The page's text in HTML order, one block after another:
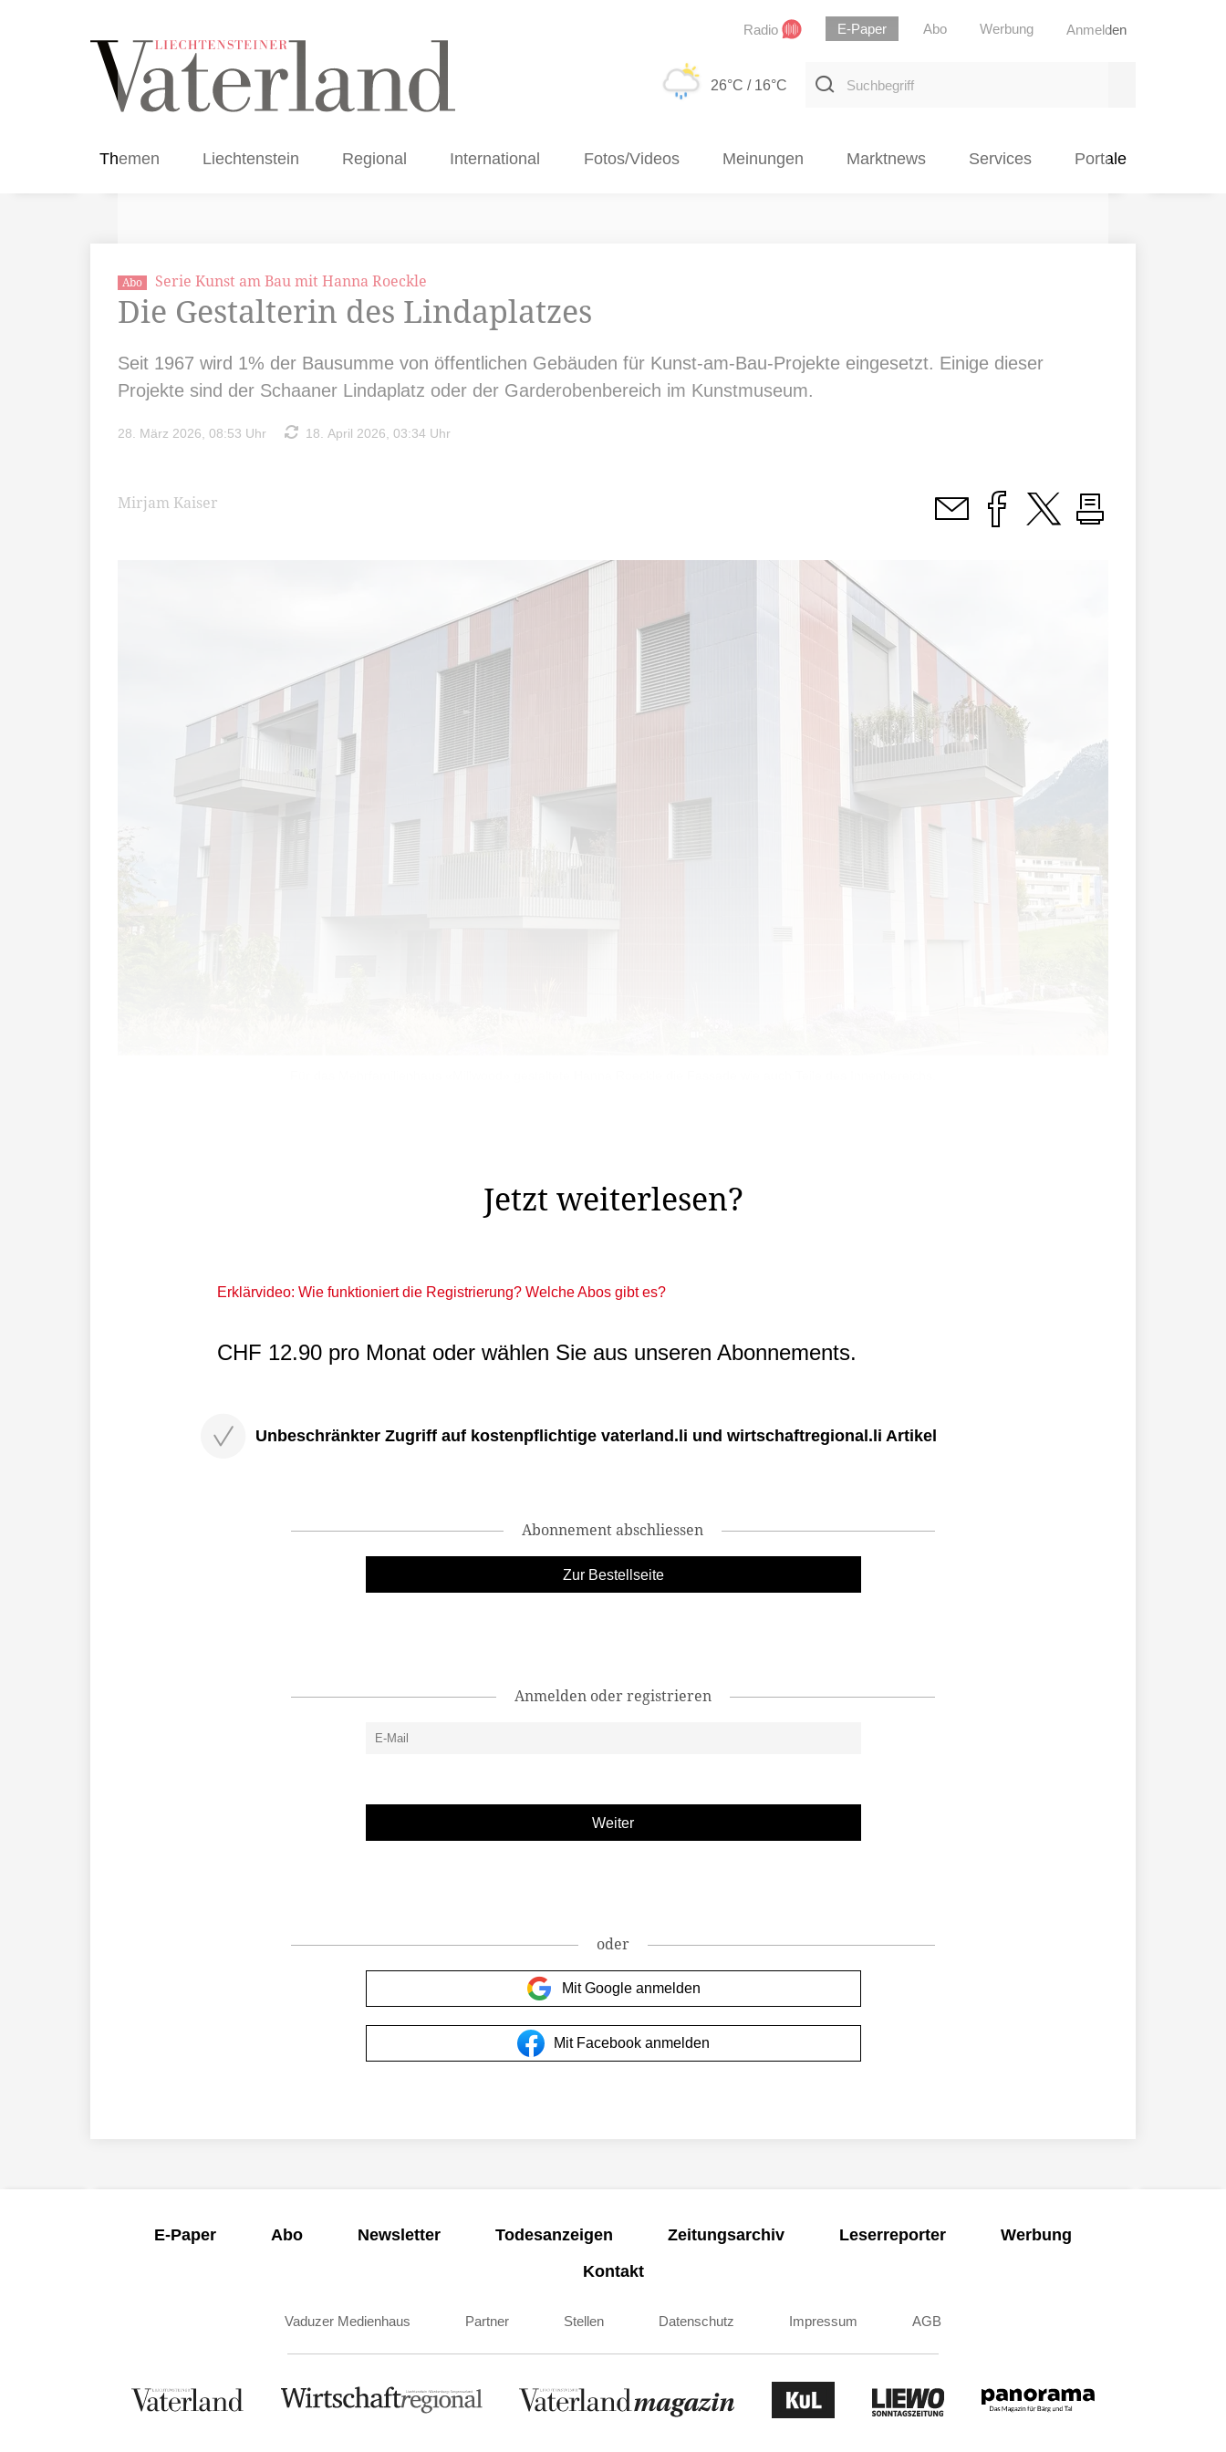
Radio E-Paper Abo Werbung Anmelden
26°C / 16°C
Suchbegriff
Themen Liechtenstein Regional International Fotos/Videos Meinungen Marktnews Services Portale
Abo Serie Kunst am Bau mit Hanna Roeckle
Die Gestalterin des Lindaplatzes
Seit 1967 wird 1% der Bausumme von öffentlichen Gebäuden für Kunst-am-Bau-Projekte eingesetzt. Einige dieser
Projekte sind der Schaaner Lindaplatz oder der Garderobenbereich im Kunstmuseum.
28. März 2026, 08:53 Uhr 18. April 2026, 03:34 Uhr
Mirjam Kaiser
Jetzt weiterlesen?
Erklärvideo: Wie funktioniert die Registrierung? Welche Abos gibt es?
CHF 12.90 pro Monat oder wählen Sie aus unseren Abonnements.
Unbeschränkter Zugriff auf kostenpflichtige vaterland.li und wirtschaftregional.li Artikel
Abonnement abschliessen
Zur Bestellseite
Anmelden oder registrieren
oder
Mit Google anmelden
Mit Facebook anmelden
E-Paper Abo Newsletter Todesanzeigen Zeitungsarchiv Leserreporter
Werbung
Kontakt
Vaduzer Medienhaus Partner Stellen Datenschutz Impressum AGB